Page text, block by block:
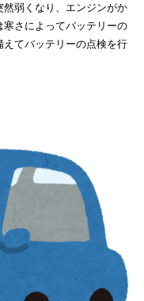
弱くなり、エンジンがか
さによってバッテリーの
てバッテリーの点検を行